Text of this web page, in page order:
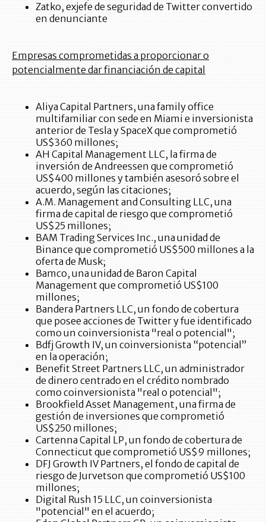
Zatko, exjefe de seguridad de Twitter convertido
en denunciante
Empresas comprometidas a proporcionar o
potencialmente dar financiación de capital
Aliya Capital Partners, una family office
multifamiliar con sede en Miami e inversionista
anterior de Tesla y SpaceX que comprometió
US$360 millones;
AH Capital Management LLC, la firma de
inversión de Andreessen que comprometió
US$400 millones y también asesoró sobre el
acuerdo, según las citaciones;
A.M. Management and Consulting LLC, una
firma de capital de riesgo que comprometió
US$25 millones;
BAM Trading Services Inc., una unidad de
Binance que comprometió US$500 millones a la
oferta de Musk;
Bamco, una unidad de Baron Capital
Management que comprometió US$100
millones;
Bandera Partners LLC, un fondo de cobertura
que posee acciones de Twitter y fue identificado
como un coinversionista "real o potencial";
Bdfj Growth IV, un coinversionista “potencial”
en la operación;
Benefit Street Partners LLC, un administrador
de dinero centrado en el crédito nombrado
como coinversionista "real o potencial";
Brookfield Asset Management, una firma de
gestión de inversiones que comprometió
US$250 millones;
Cartenna Capital LP, un fondo de cobertura de
Connecticut que comprometió US$9 millones;
DFJ Growth IV Partners, el fondo de capital de
riesgo de Jurvetson que comprometió US$100
millones;
Digital Rush 15 LLC, un coinversionista
"potencial" en el acuerdo;